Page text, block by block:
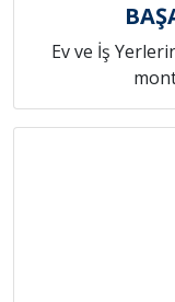
Ev ve İş